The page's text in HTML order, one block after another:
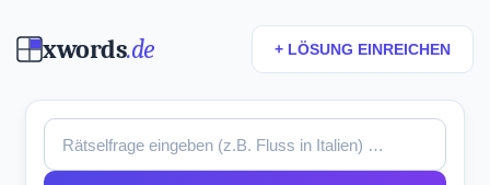
xwords.de + LÖSUNG EINREICHEN